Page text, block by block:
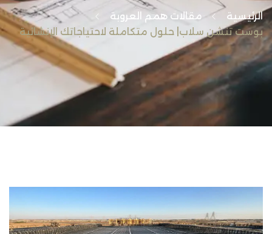
الرئيسية
مقالات همم العروبة
بوست تنشن سلاب| حلول متكاملة لاحتياجاتك الإنشائية